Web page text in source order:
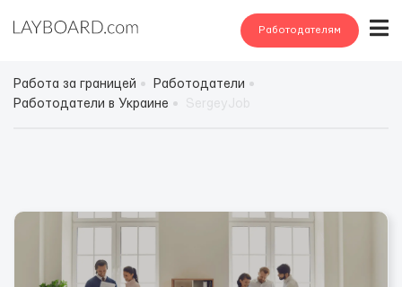
Работодателям
Работа за границей
Работодатели
Работодатели в Украине